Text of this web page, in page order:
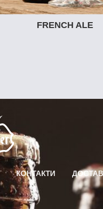
FRENCH ALE
КОНТАКТИ